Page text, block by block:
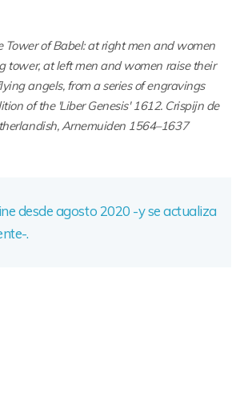
Tower of Babel: at right men and women
tower, at left men and women raise their
angels, from a series of engravings
of the 'Liber Genesis' 1612. Crispijn de
Arnemuiden 1564–1637
desde agosto 2020 -y se actualiza
.